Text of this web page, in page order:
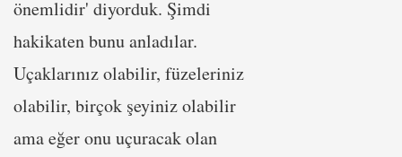
önemlidir' diyorduk. Şimdi
hakikaten bunu anladılar.
Uçaklarınız olabilir, füzeleriniz
olabilir, birçok şeyiniz olabilir
ama eğer onu uçuracak olan